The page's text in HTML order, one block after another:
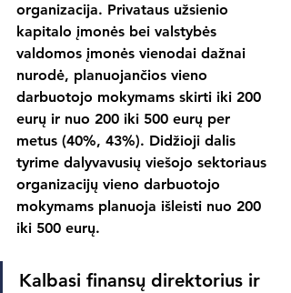
organizacija. Privataus užsienio
kapitalo įmonės bei valstybės
valdomos įmonės vienodai dažnai
nurodė, planuojančios vieno
darbuotojo mokymams skirti iki 200
eurų ir nuo 200 iki 500 eurų per
metus (40%, 43%). Didžioji dalis
tyrime dalyvavusių viešojo sektoriaus
organizacijų vieno darbuotojo
mokymams planuoja išleisti nuo 200
iki 500 eurų.
Kalbasi finansų direktorius ir